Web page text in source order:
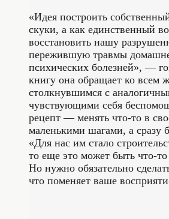
«Идея построить
скуки, а как единственный
восстановить нашу
пережившую травмы
психических болезней», —
книгу она обращает ко всем
столкнувшимся с
чувствующими себя
рецепт — менять что-то в
маленькими шагами, а
«Для нас им стало
то еще это может быть что-
Но нужно обязательно
что поменяет ваше